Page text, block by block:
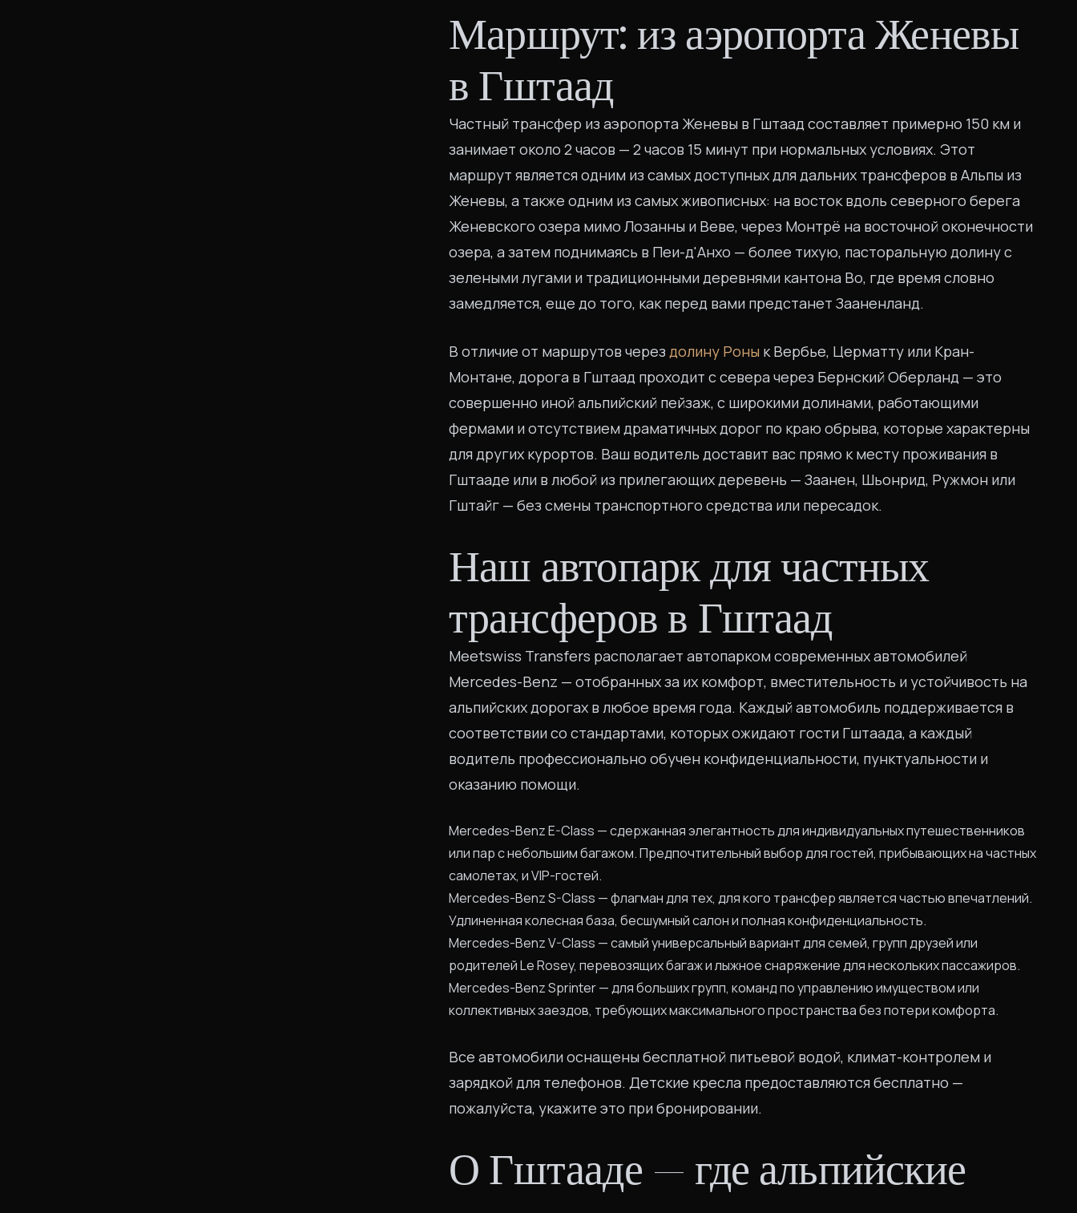
Маршрут: из аэропорта Женевы
в Гштаад
Частный трансфер из аэропорта Женевы в Гштаад составляет примерно 150 км и
занимает около 2 часов — 2 часов 15 минут при нормальных условиях. Этот
маршрут является одним из самых доступных для дальних трансферов в Альпы из
Женевы, а также одним из самых живописных: на восток вдоль северного берега
Женевского озера мимо Лозанны и Веве, через Монтрё на восточной оконечности
озера, а затем поднимаясь в Пеи-д'Анхо — более тихую, пасторальную долину с
зелеными лугами и традиционными деревнями кантона Во, где время словно
замедляется, еще до того, как перед вами предстанет Зааненланд.
В отличие от маршрутов через долину Роны к Вербье, Церматту или Кран-
Монтане, дорога в Гштаад проходит с севера через Бернский Оберланд — это
совершенно иной альпийский пейзаж, с широкими долинами, работающими
фермами и отсутствием драматичных дорог по краю обрыва, которые характерны
для других курортов. Ваш водитель доставит вас прямо к месту проживания в
Гштааде или в любой из прилегающих деревень — Заанен, Шьонрид, Ружмон или
Гштайг — без смены транспортного средства или пересадок.
Наш автопарк для частных
трансферов в Гштаад
Meetswiss Transfers располагает автопарком современных автомобилей
Mercedes-Benz — отобранных за их комфорт, вместительность и устойчивость на
альпийских дорогах в любое время года. Каждый автомобиль поддерживается в
соответствии со стандартами, которых ожидают гости Гштаада, а каждый
водитель профессионально обучен конфиденциальности, пунктуальности и
оказанию помощи.
Mercedes-Benz E-Class — сдержанная элегантность для индивидуальных путешественников
или пар с небольшим багажом. Предпочтительный выбор для гостей, прибывающих на частных
самолетах, и VIP-гостей.
Mercedes-Benz S-Class — флагман для тех, для кого трансфер является частью впечатлений.
Удлиненная колесная база, бесшумный салон и полная конфиденциальность.
Mercedes-Benz V-Class — самый универсальный вариант для семей, групп друзей или
родителей Le Rosey, перевозящих багаж и лыжное снаряжение для нескольких пассажиров.
Mercedes-Benz Sprinter — для больших групп, команд по управлению имуществом или
коллективных заездов, требующих максимального пространства без потери комфорта.
Все автомобили оснащены бесплатной питьевой водой, климат-контролем и
зарядкой для телефонов. Детские кресла предоставляются бесплатно —
пожалуйста, укажите это при бронировании.
О Гштааде — где альпийские